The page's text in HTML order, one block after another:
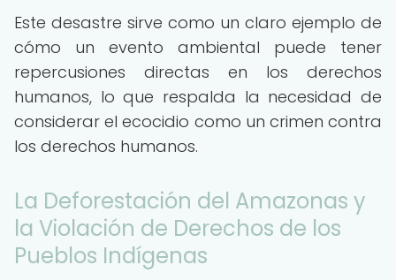
Este desastre sirve como un claro ejemplo de
cómo un evento ambiental puede tener
repercusiones directas en los derechos
humanos, lo que respalda la necesidad de
considerar el ecocidio como un crimen contra
los derechos humanos.
La Deforestación del Amazonas y
la Violación de Derechos de los
Pueblos Indígenas